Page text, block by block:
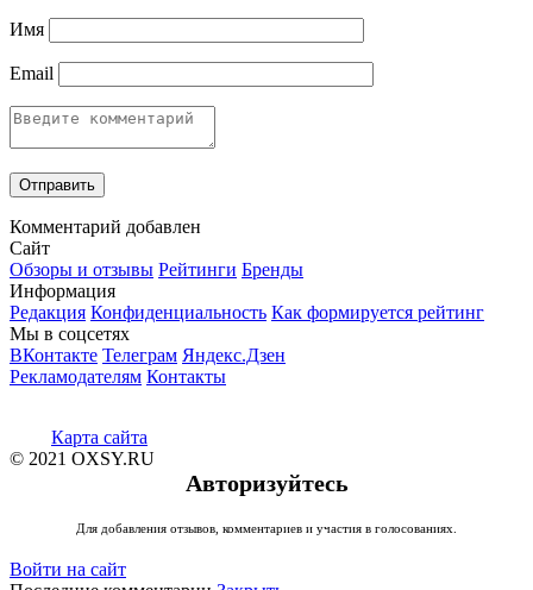
Имя
Email
Комментарий добавлен
Сайт
Обзоры и отзывы Рейтинги Бренды
Информация
Редакция Конфиденциальность Как формируется рейтинг
Мы в соцсетях
ВКонтакте Телеграм Яндекс.Дзен
Рекламодателям Контакты
Карта сайта
© 2021 OXSY.RU
Авторизуйтесь
Для добавления отзывов, комментариев и участия в голосованиях.
Войти на сайт